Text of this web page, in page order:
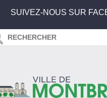
SUIVEZ-NOUS SUR